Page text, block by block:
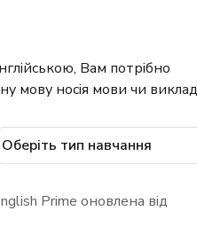
Вам потрібно
мову носія мови чи
Оберіть тип навчання
Prime оновлена від